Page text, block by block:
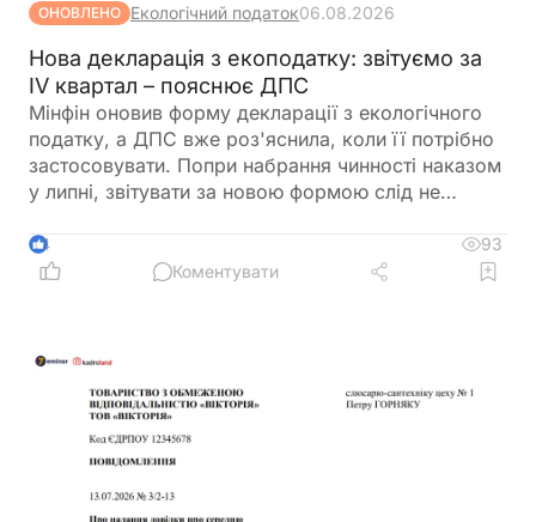
ОНОВЛЕНО Екологічний податок06.08.2026
Нова декларація з екоподатку: звітуємо за
IV квартал – пояснює ДПС
Мінфін оновив форму декларації з екологічного
податку, а ДПС вже роз'яснила, коли її потрібно
застосовувати. Попри набрання чинності наказом
у липні, звітувати за новою формою слід не
подаватиметься оновлена декларація та які зміни
внесено до її форми
4
93
Коментувати